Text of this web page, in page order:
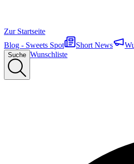
Zur Startseite
Blog - Sweets Spot
Short News
Suche Wunschliste